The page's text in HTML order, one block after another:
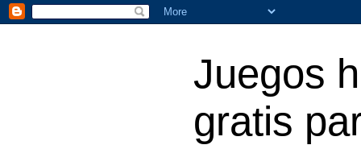
Juegos
gratis